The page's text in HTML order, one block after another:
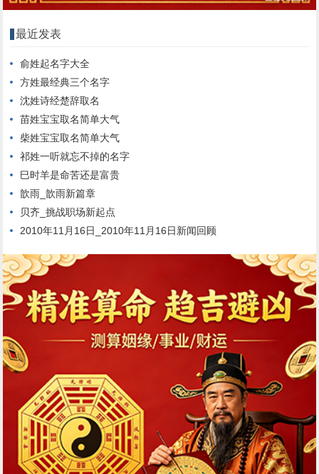
最近发表
俞姓起名字大全
方姓最经典三个名字
沈姓诗经楚辞取名
苗姓宝宝取名简单大气
柴姓宝宝取名简单大气
祁姓一听就忘不掉的名字
巳时羊是命苦还是富贵
歆雨_歆雨新篇章
贝齐_挑战职场新起点
2010年11月16日_2010年11月16日新闻回顾